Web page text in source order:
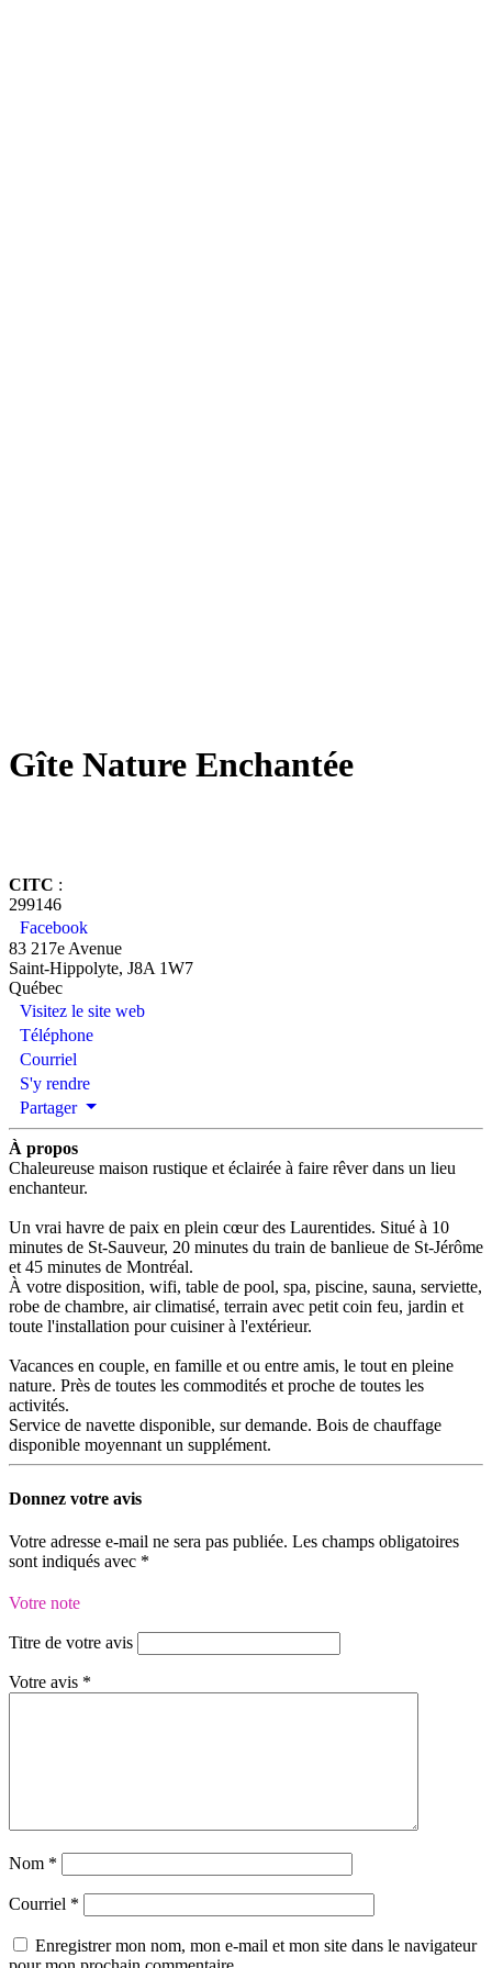
Gîte Nature Enchantée
CITC :
299146
Facebook
83 217e Avenue
Saint-Hippolyte, J8A 1W7
Québec
Visitez le site web
Téléphone
Courriel
S'y rendre
Partager
À propos
Chaleureuse maison rustique et éclairée à faire rêver dans un lieu
enchanteur.
Un vrai havre de paix en plein cœur des Laurentides. Situé à 10
minutes de St-Sauveur, 20 minutes du train de banlieue de St-Jérôme
et 45 minutes de Montréal.
À votre disposition, wifi, table de pool, spa, piscine, sauna, serviette,
robe de chambre, air climatisé, terrain avec petit coin feu, jardin et
toute l'installation pour cuisiner à l'extérieur.
​Vacances en couple, en famille et ou entre amis, le tout en pleine
nature. Près de toutes les commodités et proche de toutes les
activités.
Service de navette disponible, sur demande. Bois de chauffage
disponible moyennant un supplément.
Donnez votre avis
Votre adresse e-mail ne sera pas publiée. Les champs obligatoires
sont indiqués avec *
Votre note
Titre de votre avis
Votre avis *
Nom *
Courriel *
Enregistrer mon nom, mon e-mail et mon site dans le navigateur